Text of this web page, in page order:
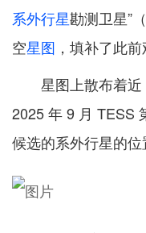
系外行星勘测卫星”
空星图 ，填补了此前
星图上散布着
2025 年 9 月 TESS
候选的系外行星的位